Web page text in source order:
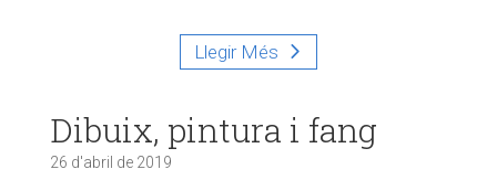
Llegir Més
Dibuix, pintura i fang
26 d'abril de 2019